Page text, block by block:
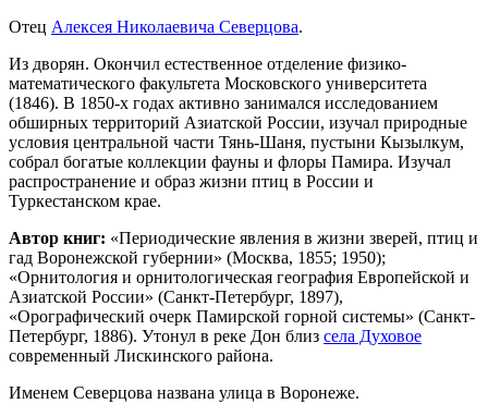
Отец Алексея Николаевича Северцова.
Из дворян. Окончил естественное отделение физико-
математического факультета Московского университета
(1846). В 1850-х годах активно занимался исследованием
обширных территорий Азиатской России, изучал природные
условия центральной части Тянь-Шаня, пустыни Кызылкум,
собрал богатые коллекции фауны и флоры Памира. Изучал
распространение и образ жизни птиц в России и
Туркестанском крае.
Автор книг: «Периодические явления в жизни зверей, птиц и
гад Воронежской губернии» (Москва, 1855; 1950);
«Орнитология и орнитологическая география Европейской и
Азиатской России» (Санкт-Петербург, 1897),
«Орографический очерк Памирской горной системы» (Санкт-
Петербург, 1886). Утонул в реке Дон близ села Духовое
современный Лискинского района.
Именем Северцова названа улица в Воронеже.